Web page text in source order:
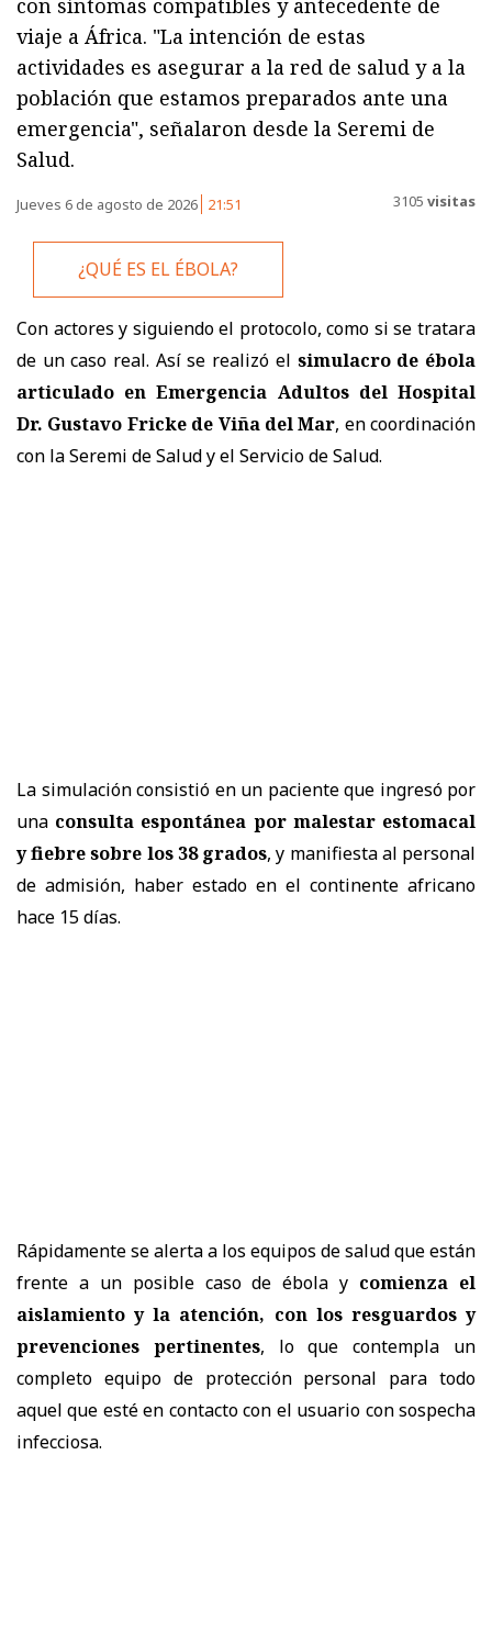
con síntomas compatibles y antecedente de
viaje a África. "La intención de estas
actividades es asegurar a la red de salud y a la
población que estamos preparados ante una
emergencia", señalaron desde la Seremi de
Salud.
Jueves 6 de agosto de 2026 21:51 3105 visitas
¿QUÉ ES EL ÉBOLA?
Con actores y siguiendo el protocolo, como si se tratara
de un caso real. Así se realizó el simulacro de ébola
articulado en Emergencia Adultos del Hospital
Dr. Gustavo Fricke de Viña del Mar, en coordinación
con la Seremi de Salud y el Servicio de Salud.
La simulación consistió en un paciente que ingresó por
una consulta espontánea por malestar estomacal
y fiebre sobre los 38 grados, y manifiesta al personal
de admisión, haber estado en el continente africano
hace 15 días.
Rápidamente se alerta a los equipos de salud que están
frente a un posible caso de ébola y comienza el
aislamiento y la atención, con los resguardos y
prevenciones pertinentes, lo que contempla un
completo equipo de protección personal para todo
aquel que esté en contacto con el usuario con sospecha
infecciosa.